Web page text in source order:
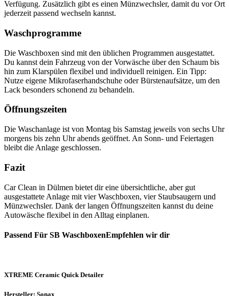
Verfügung. Zusätzlich gibt es einen Münzwechsler, damit du vor Ort
jederzeit passend wechseln kannst.
Waschprogramme
Die Waschboxen sind mit den üblichen Programmen ausgestattet.
Du kannst dein Fahrzeug von der Vorwäsche über den Schaum bis
hin zum Klarspülen flexibel und individuell reinigen. Ein Tipp:
Nutze eigene Mikrofaserhandschuhe oder Bürstenaufsätze, um den
Lack besonders schonend zu behandeln.
Öffnungszeiten
Die Waschanlage ist von Montag bis Samstag jeweils von sechs Uhr
morgens bis zehn Uhr abends geöffnet. An Sonn- und Feiertagen
bleibt die Anlage geschlossen.
Fazit
Car Clean in Dülmen bietet dir eine übersichtliche, aber gut
ausgestattete Anlage mit vier Waschboxen, vier Staubsaugern und
Münzwechsler. Dank der langen Öffnungszeiten kannst du deine
Autowäsche flexibel in den Alltag einplanen.
Passend Für SB WaschboxenEmpfehlen wir dir
XTREME Ceramic Quick Detailer
Hersteller: Sonax